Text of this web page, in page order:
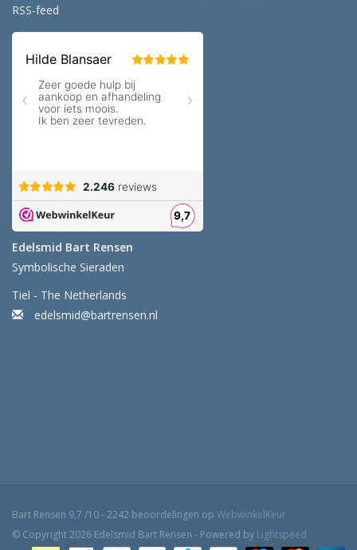
RSS-feed
Edelsmid Bart Rensen
Symbolische Sieraden
Tiel - The Netherlands
edelsmid@bartrensen.nl
Bart Rensen 9,7 /10-2242 beoordelingen op WebwinkelKeur
© Copyright 2026 Edelsmid Bart Rensen - Powered by Lightspeed